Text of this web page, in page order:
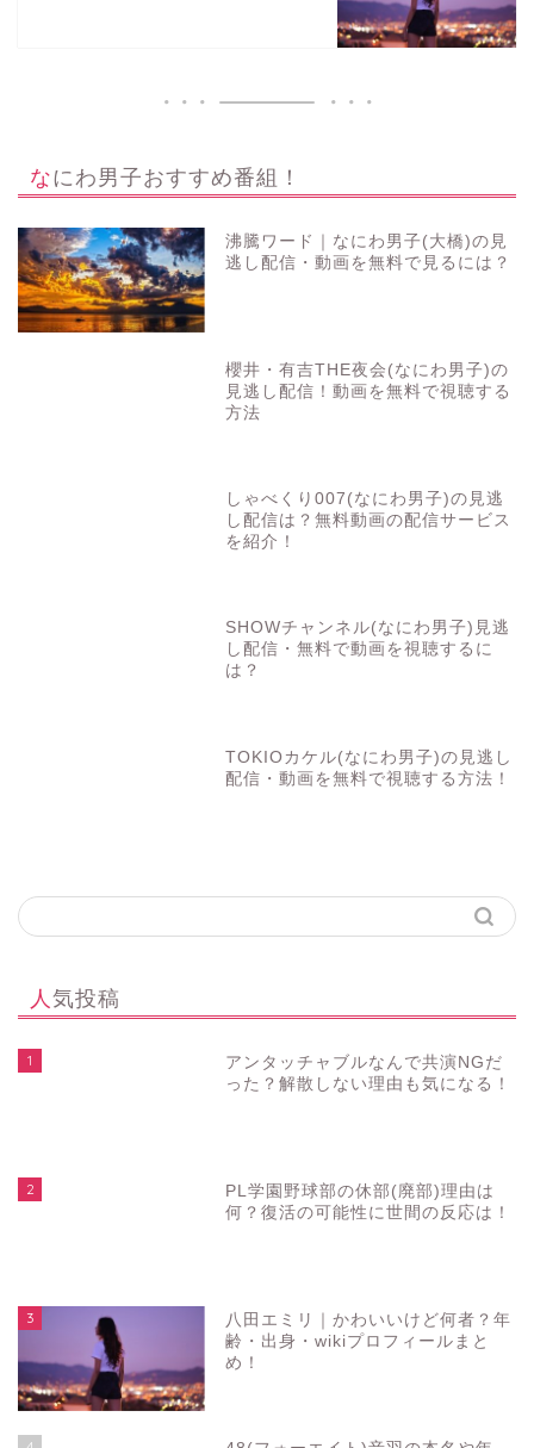
なにわ男子おすすめ番組！
沸騰ワード｜なにわ男子(大橋)の見
逃し配信・動画を無料で見るには？
櫻井・有吉THE夜会(なにわ男子)の
見逃し配信！動画を無料で視聴する
方法
しゃべくり007(なにわ男子)の見逃
し配信は？無料動画の配信サービス
を紹介！
SHOWチャンネル(なにわ男子)見逃
し配信・無料で動画を視聴するに
は？
TOKIOカケル(なにわ男子)の見逃し
配信・動画を無料で視聴する方法！
人気投稿
1
アンタッチャブルなんで共演NGだ
った？解散しない理由も気になる！
2
PL学園野球部の休部(廃部)理由は
何？復活の可能性に世間の反応は！
3
八田エミリ｜かわいいけど何者？年
齢・出身・wikiプロフィールまと
め！